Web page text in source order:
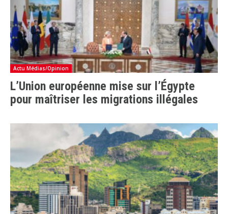
Actu Médias/Opinion
L’Union européenne mise sur l’Égypte
pour maîtriser les migrations illégales